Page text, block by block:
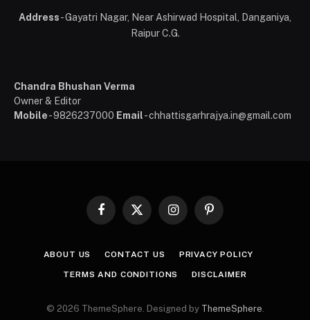
Address- Gayatri Nagar, Near Ashirwad Hospital, Danganiya,
Raipur C.G.
Chandra Bhushan Verma
Owner & Editor
Mobile- 9826237000 Email- chhattisgarhrajya.in@gmail.com
Facebook
X
InstagramPinterest
ABOUT US CONTACT US PRIVACY POLICY
TERMS AND CONDITIONS DISCLAIMER
© 2026 ThemeSphere. Designed by ThemeSphere.